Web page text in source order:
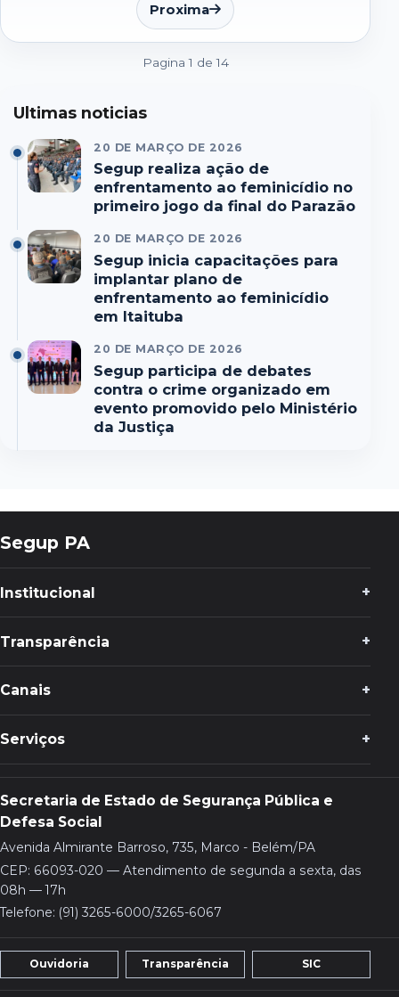
Proxima
Pagina 1 de 14
Ultimas noticias
20 DE MARÇO DE 2026
Segup realiza ação de
enfrentamento ao feminicídio no
primeiro jogo da final do Parazão
20 DE MARÇO DE 2026
Segup inicia capacitações para
implantar plano de
enfrentamento ao feminicídio
em Itaituba
20 DE MARÇO DE 2026
Segup participa de debates
contra o crime organizado em
evento promovido pelo Ministério
da Justiça
Segup PA
Institucional
Transparência
Canais
Serviços
Secretaria de Estado de Segurança Pública e
Defesa Social
Avenida Almirante Barroso, 735, Marco - Belém/PA
CEP: 66093-020 — Atendimento de segunda a sexta, das
08h — 17h
Telefone: (91) 3265-6000/3265-6067
Ouvidoria Transparência SIC